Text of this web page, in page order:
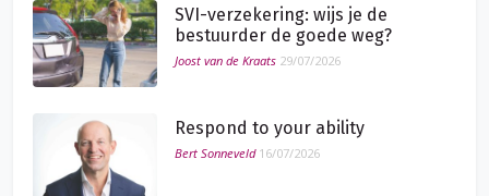
SVI-verzekering: wijs je de
bestuurder de goede weg?
Joost van de Kraats 29/07/2026
Respond to your ability
Bert Sonneveld 16/07/2026